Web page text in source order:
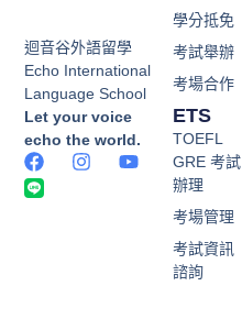
迴音谷外語留學
Echo International
Language School
Let your voice
echo the world.
學分抵免
考試舉辦
考場合作
ETS
TOEFL
GRE 考試
辦理
考場管理
考試資訊
諮詢